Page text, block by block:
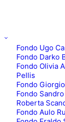
Fondo Ugo
Fondo Darko
Fondo Olivia
Pellis
Fondo
Fondo
Roberta
Fondo Aulo